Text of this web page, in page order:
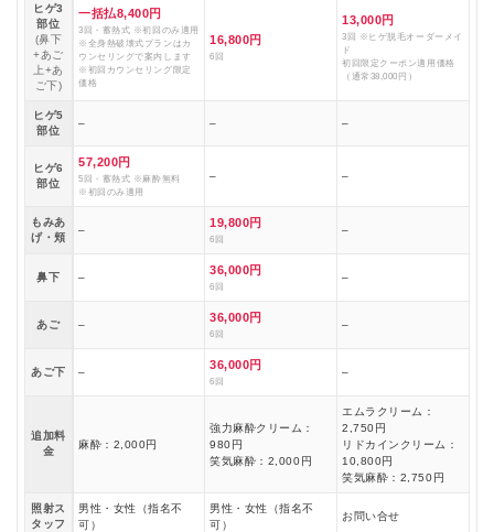
ヒゲ3
部位
(鼻下
+あご
上+あ
ご下)
一括払8,400円
3回・蓄熱式 ※初回のみ適用
※全身熱破壊式プランはカ
ウンセリングで案内します
※初回カウンセリング限定
価格
16,800円
6回
13,000円
3回 ※ヒゲ脱毛オーダーメイ
ド
初回限定クーポン適用価格
（通常38,000円）
ヒゲ5
部位
– – –
ヒゲ6
部位
57,200円
5回・蓄熱式 ※麻酔無料
※初回のみ適用
– –
もみあ
げ・頬
–
19,800円
6回
–
鼻下 –
36,000円
6回
–
あご –
36,000円
6回
–
あご下 –
36,000円
6回
–
追加料
金
麻酔：2,000円
強力麻酔クリーム：
980円
笑気麻酔：2,000円
エムラクリーム：
2,750円
リドカインクリーム：
10,800円
笑気麻酔：2,750円
照射ス
タッフ
男性・女性（指名不
可）
男性・女性（指名不
可）
お問い合せ